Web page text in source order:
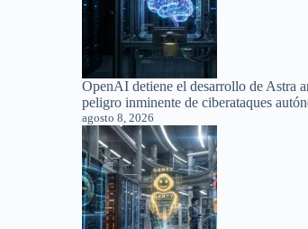
OpenAI detiene el desarrollo de Astra
peligro inminente de ciberataques
agosto 8, 2026